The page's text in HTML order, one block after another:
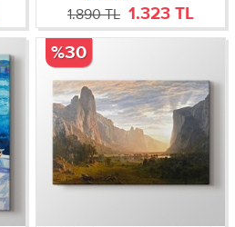
1.890 TL 1.323 TL
%30